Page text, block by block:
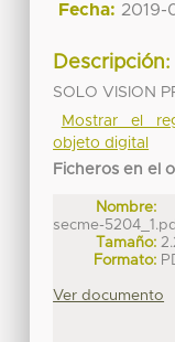
Fecha: 2019-
Descripción:
SOLO VISION
Mostrar el
objeto digital
Ficheros en el
Nombre:
secme-
Tamaño:
Formato:
Ver documento